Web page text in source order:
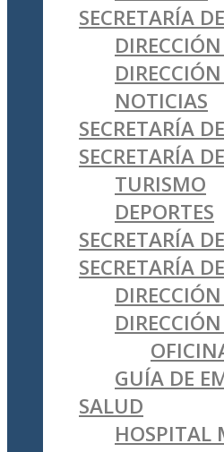
SECRETARÍA
NOTICIAS
SECRETARÍA
SECRETARÍA
TURISMO
DEPORTES
SECRETARÍA
SECRETARÍA
GUÍA DE
SALUD
HOSPITAL